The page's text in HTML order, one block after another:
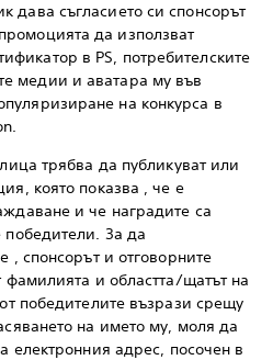
дава съгласието си спонсорът
да използват
в PS, потребителските
медии и аватара му във
на конкурса в
трябва да публикуват или
която показва , че е
и че наградите са
победители. За да
, спонсорът и отговорните
фамилията и областта/щатът на
победителите възрази срещу
на името му, моля да
електронния адрес, посочен в